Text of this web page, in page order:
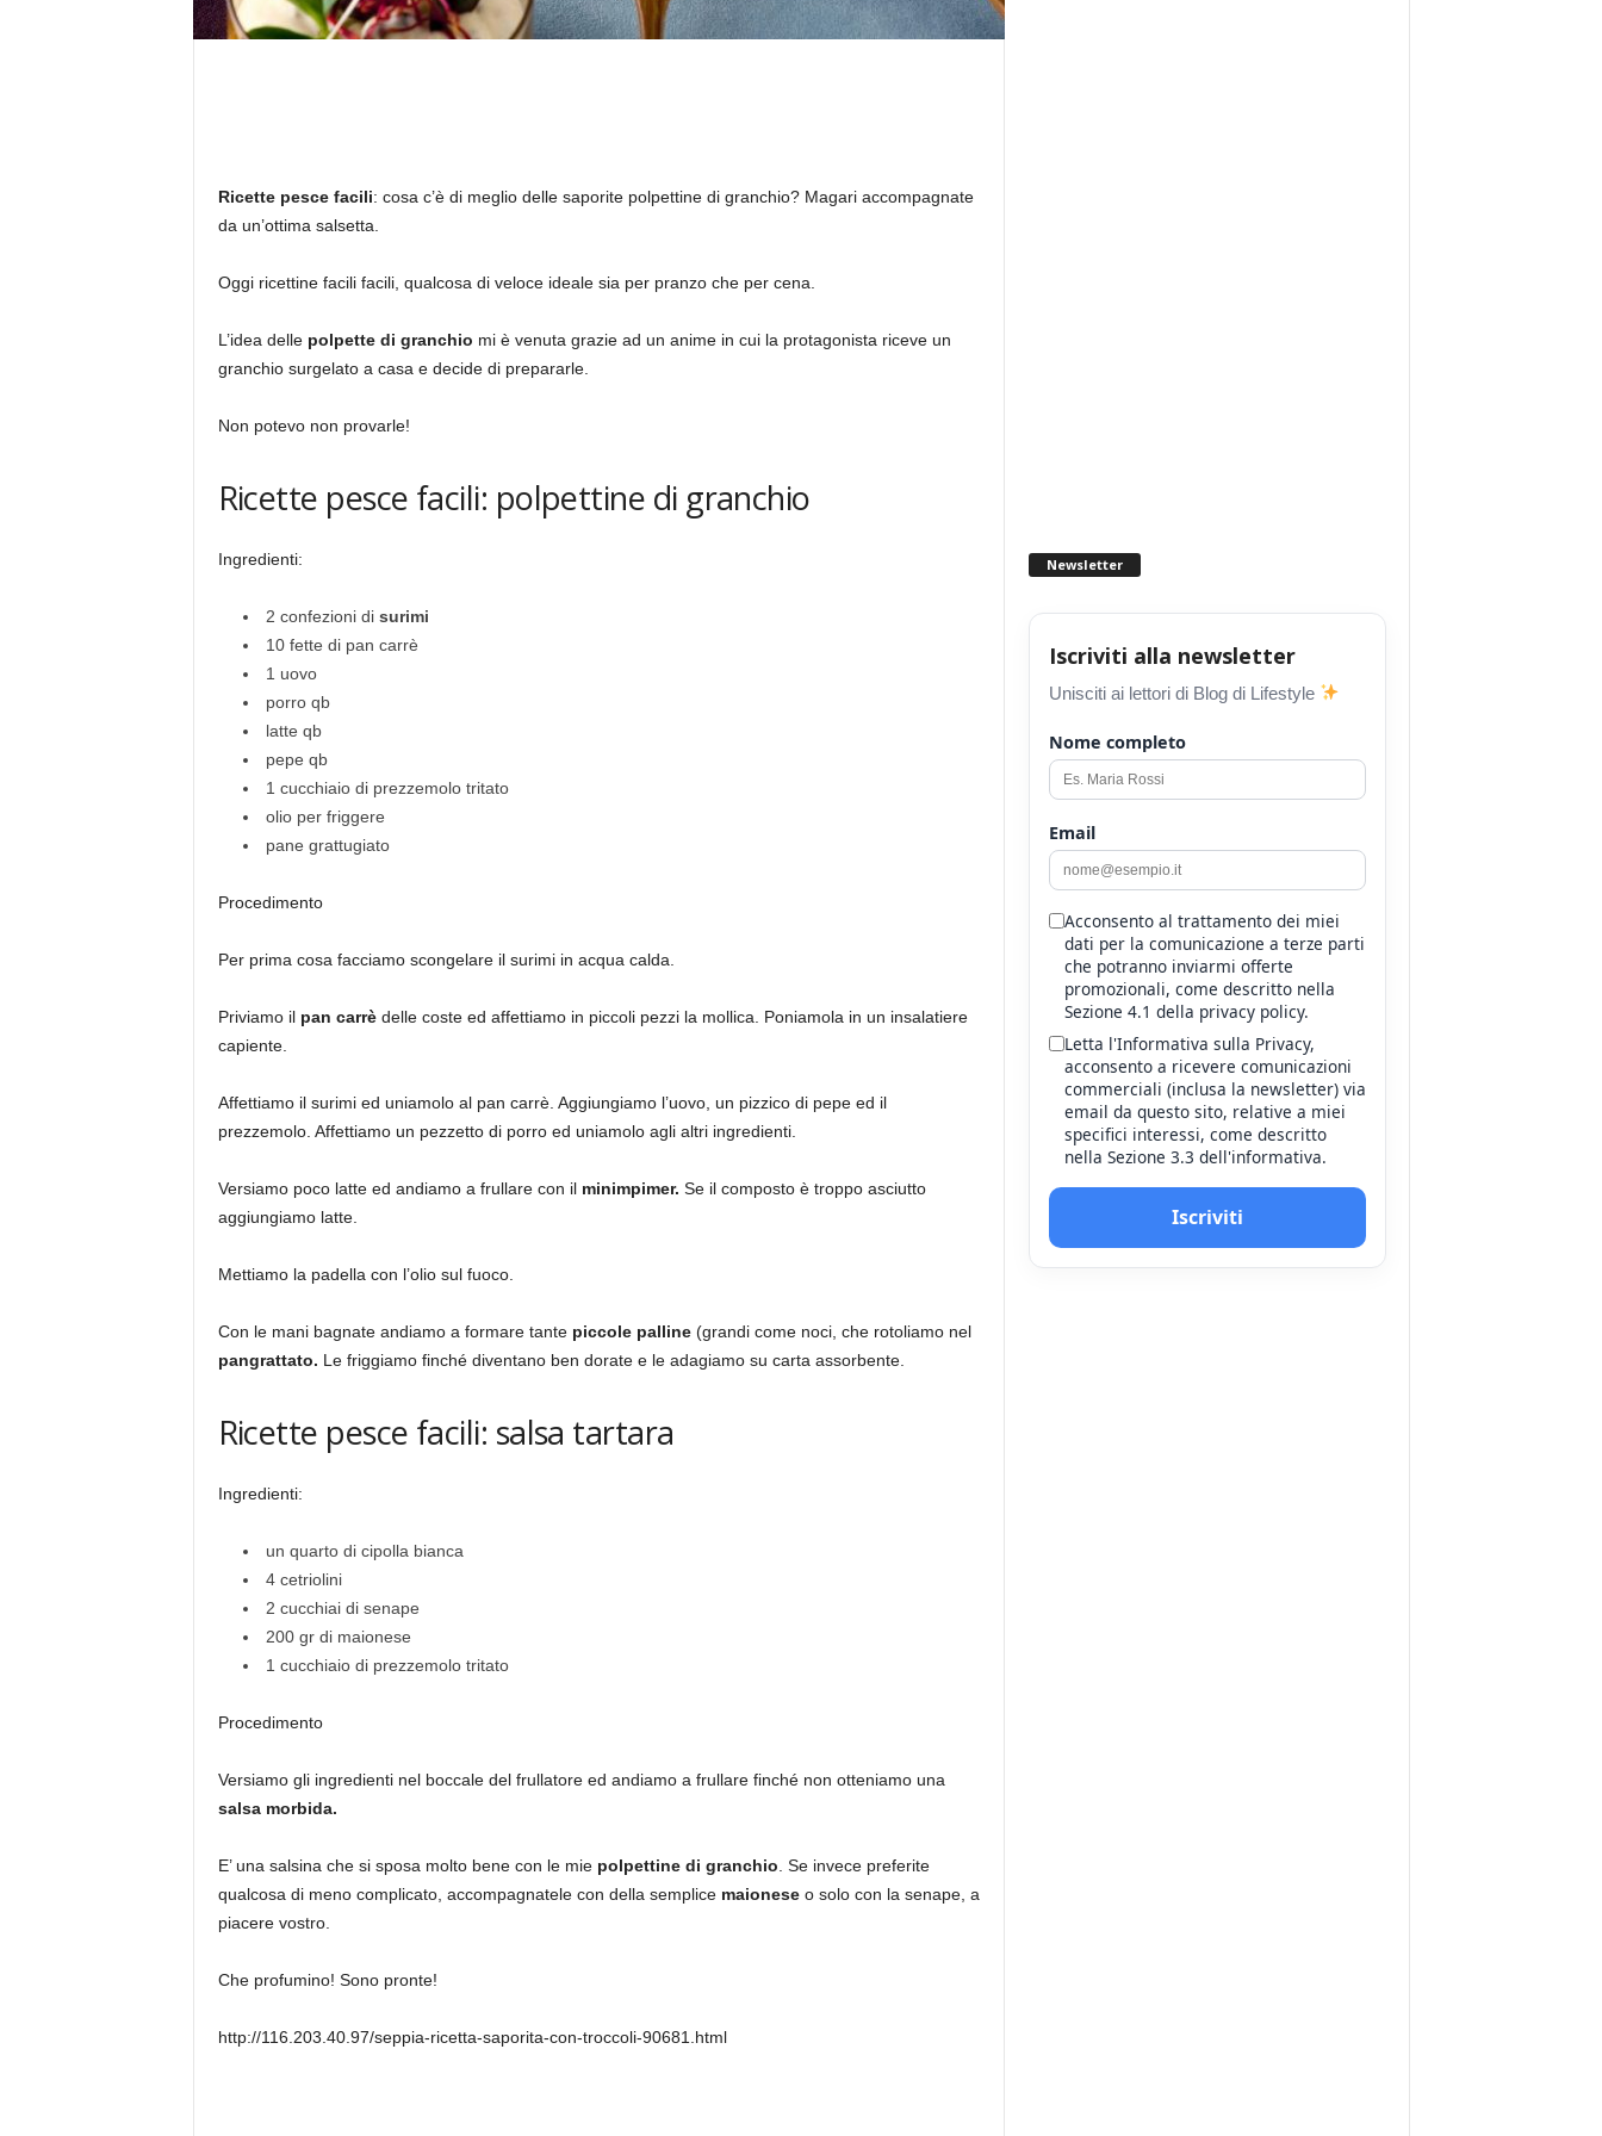
Ricette pesce facili: cosa c’è di meglio delle saporite polpettine di granchio? Magari accompagnate
da un’ottima salsetta.
Oggi ricettine facili facili, qualcosa di veloce ideale sia per pranzo che per cena.
L’idea delle polpette di granchio mi è venuta grazie ad un anime in cui la protagonista riceve un
granchio surgelato a casa e decide di prepararle.
Non potevo non provarle!
Ricette pesce facili: polpettine di granchio
Ingredienti:
2 confezioni disurimi
10 fette di pan carrè
1 uovo
porro qb
latte qb
pepe qb
1 cucchiaio di prezzemolo tritato
olio per friggere
pane grattugiato
Procedimento
Per prima cosa facciamo scongelare il surimi in acqua calda.
Priviamo il pan carrèdelle coste ed affettiamo in piccoli pezzi la mollica. Poniamola in un insalatiere
capiente.
Affettiamo il surimi ed uniamolo al pan carrè. Aggiungiamo l’uovo, un pizzico di pepe ed il
prezzemolo. Affettiamo un pezzetto di porro ed uniamolo agli altri ingredienti.
Versiamo poco latte ed andiamo a frullare con ilminimpimer. Se il composto è troppo asciutto
aggiungiamo latte.
Mettiamo la padella con l’olio sul fuoco.
Con le mani bagnate andiamo a formare tantepiccole palline(grandi come noci, che rotoliamo nel
pangrattato. Le friggiamo finché diventano ben dorate e le adagiamo su carta assorbente.
Ricette pesce facili: salsa tartara
Ingredienti:
un quarto di cipolla bianca
4 cetriolini
2 cucchiai di senape
200 gr di maionese
1 cucchiaio di prezzemolo tritato
Procedimento
Versiamo gli ingredienti nel boccale del frullatore ed andiamo a frullare finché non otteniamo una
salsa morbida.
E’ una salsina che si sposa molto bene con le mie polpettine di granchio . Se invece preferite
qualcosa di meno complicato, accompagnatele con della semplicemaioneseo solo con la senape, a
piacere vostro.
Che profumino! Sono pronte!
http://116.203.40.97/seppia-ricetta-saporita-con-troccoli-90681.html
Newsletter
Iscriviti alla newsletter
Unisciti ai lettori di Blog di Lifestyle
Nome completo
Email
Acconsento al trattamento dei miei
dati per la comunicazione a terze parti
che potranno inviarmi offerte
promozionali, come descritto nella
Sezione 4.1 della privacy policy.
Letta l'Informativa sulla Privacy,
acconsento a ricevere comunicazioni
commerciali (inclusa la newsletter) via
email da questo sito, relative a miei
specifici interessi, come descritto
nella Sezione 3.3 dell'informativa.
Iscriviti